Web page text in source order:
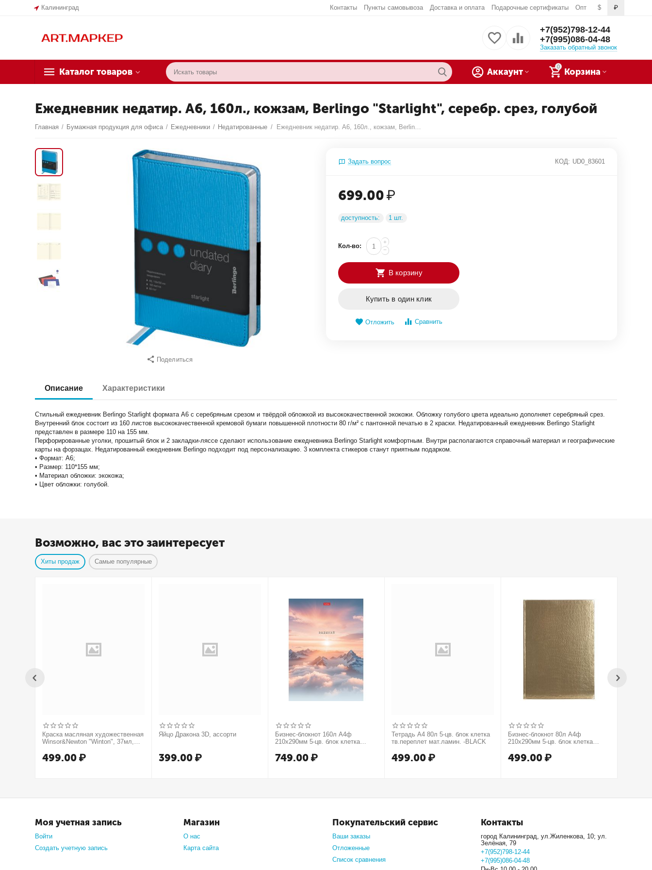
Калининград $ ₽
Контакты Пункты самовывоза Доставка и оплата Подарочные сертификаты Опт
+7(952)798-12-44
+7(995)086-04-48
Заказать обратный звонок
Каталог товаров
0
Корзина
Аккаунт
Ежедневник недатир. A6, 160л., кожзам, Berlingo "Starlight", серебр. срез, голубой
Главная / Бумажная продукция для офиса / Ежедневники / Недатированные / Ежедневник недатир. A6, 160л., кожзам, Berlingo "Starlight", серебр. срез, голубой
Поделиться
Задать вопрос КОД: UD0_83601
699.00₽
доступность: 1 шт.
Кол-во:
+
−
В корзину
Купить в один клик
Отложить Сравнить
Описание Характеристики
Стильный ежедневник Berlingo Starlight формата А6 с серебряным срезом и твёрдой обложкой из высококачественной экокожи. Обложку голубого цвета идеально дополняет серебряный срез.
Внутренний блок состоит из 160 листов высококачественной кремовой бумаги повышенной плотности 80 г/м² с пантонной печатью в 2 краски. Недатированный ежедневник Berlingo Starlight
представлен в размере 110 на 155 мм.
Перфорированные уголки, прошитый блок и 2 закладки-ляссе сделают использование ежедневника Berlingo Starlight комфортным. Внутри располагаются справочный материал и географические
карты на форзацах. Недатированный ежедневник Berlingo подходит под персонализацию. 3 комплекта стикеров станут приятным подарком.
• Формат: A6;
• Размер: 110*155 мм;
• Материал обложки: экокожа;
• Цвет обложки: голубой.
Возможно, вас это заинтересует
Хиты продаж Самые популярные
Краска масляная художественная
Winsor&Newton "Winton", 37мл,
499.00 ₽
Яйцо Дракона 3D, ассорти
399.00 ₽
Бизнес-блокнот 160л А4ф
210х290мм 5-цв. блок клетка
мат.ламин. -В моменте
749.00 ₽
Тетрадь А4 80л 5-цв. блок клетка
тв.переплет мат.ламин. -BLACK
499.00 ₽
Бизнес-блокнот 80л А4ф
210х290мм 5-цв. блок клетка
МЕТАЛЛИК серия Золото
499.00 ₽
Моя учетная запись
Войти
Создать учетную запись
Магазин
О нас
Карта сайта
Покупательский сервис
Ваши заказы
Отложенные
Список сравнения
Контакты
город Калининград, ул.Жиленкова, 10; ул.
Зелёная, 79
+7(952)798-12-44
+7(995)086-04-48